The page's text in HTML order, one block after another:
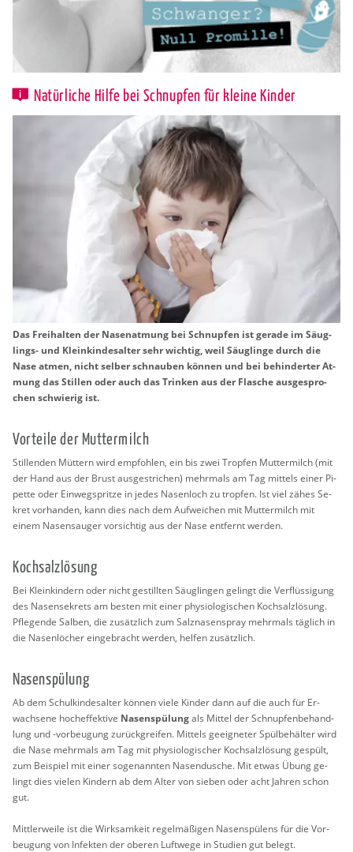
Natürliche Hilfe bei Schnupfen für kleine Kinder
Das Frei­hal­ten der Na­sen­at­mung bei Schnup­fen ist ge­ra­de im Säug­
lings- und Klein­kin­des­al­ter sehr wich­tig, weil Säug­lin­ge durch die
Nase atmen, nicht sel­ber schnau­ben kön­nen und bei be­hin­der­ter At­
mung das Stil­len oder auch das Trin­ken aus der Fla­sche aus­ge­spro­
chen schwie­rig ist.
Vor­tei­le der Mut­ter­milch
Stil­len­den Müt­tern wird emp­foh­len, ein bis zwei Trop­fen Mut­ter­milch (mit
der Hand aus der Brust aus­ge­stri­chen) mehr­mals am Tag mit­tels einer Pi­
pet­te oder Ein­weg­sprit­ze in jedes Na­sen­loch zu trop­fen. Ist viel zähes Se­
kret vor­han­den, kann dies nach dem Auf­wei­chen mit Mut­ter­milch mit
einem Na­sen­sau­ger vor­sich­tig aus der Nase ent­fernt wer­den.
Koch­salz­lö­sung
Bei Klein­kin­dern oder nicht ge­still­ten Säug­lin­gen ge­lingt die Ver­flüs­si­gung
des Na­sen­se­krets am bes­ten mit einer phy­sio­lo­gi­schen Koch­salz­lö­sung.
Pfle­gen­de Sal­ben, die zu­sätz­lich zum Salz­na­sen­spray mehr­mals täg­lich in
die Na­sen­lö­cher ein­ge­bracht wer­den, hel­fen zu­sätz­lich.
Na­sen­spü­lung
Ab dem Schul­kin­des­al­ter kön­nen viele Kin­der dann auf die auch für Er­
wach­se­ne hoch­ef­fek­ti­ve Na­sen­spü­lungals Mit­tel der Schnup­fen­be­hand­
lung und -vor­beu­gung zu­rück­grei­fen. Mit­tels ge­eig­ne­ter Spül­be­häl­ter wird
die Nase mehr­mals am Tag mit phy­sio­lo­gi­scher Koch­salz­lö­sung ge­spült,
zum Bei­spiel mit einer so­ge­nann­ten Na­sen­du­sche. Mit etwas Übung ge­
lingt dies vie­len Kin­dern ab dem Alter von sie­ben oder acht Jah­ren schon
gut.
Mitt­ler­wei­le ist die Wirk­sam­keit re­gel­mä­ßi­gen Na­sen­spü­lens für die Vor­
beu­gung von In­fek­ten der obe­ren Luft­we­ge in Stu­di­en gut be­legt.